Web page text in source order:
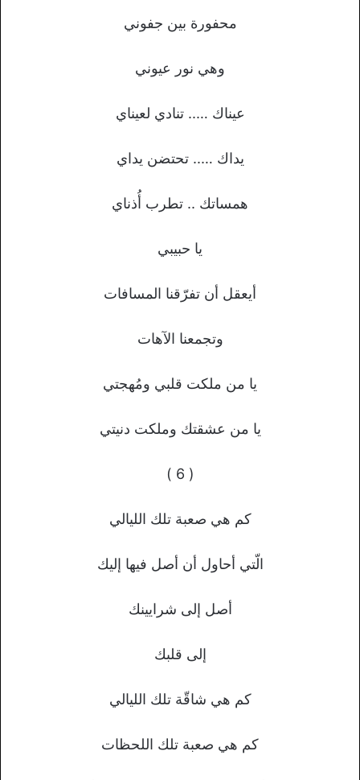
محفورة بين جفوني
وهي نور عيوني
عيناك ….. تنادي لعيناي
يداك ….. تحتضن يداي
همساتك .. تطرب أُذناي
يا حبيبي
أيعقل أن تفرّقنا المسافات
وتجمعنا الآهات
يا من ملكت قلبي ومُهجتي
يا من عشقتك وملكت دنيتي
( 6 )
كم هي صعبة تلك الليالي
الّتي أحاول أن أصل فيها إليك
أصل إلى شرايينك
إلى قلبك
كم هي شاقّة تلك الليالي
كم هي صعبة تلك اللحظات